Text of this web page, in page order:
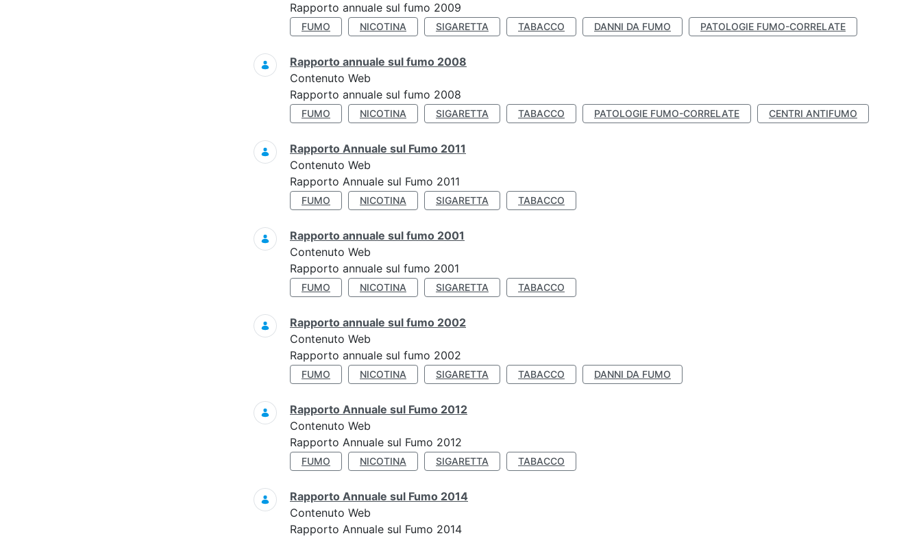
Rapporto annuale sul fumo 2009
FUMO NICOTINA SIGARETTA TABACCO DANNI DA FUMO PATOLOGIE FUMO-CORRELATE
Rapporto annuale sul fumo 2008
Contenuto Web
Rapporto annuale sul fumo 2008
FUMO NICOTINA SIGARETTA TABACCO PATOLOGIE FUMO-CORRELATE CENTRI ANTIFUMO
Rapporto Annuale sul Fumo 2011
Contenuto Web
Rapporto Annuale sul Fumo 2011
FUMO NICOTINA SIGARETTA TABACCO
Rapporto annuale sul fumo 2001
Contenuto Web
Rapporto annuale sul fumo 2001
FUMO NICOTINA SIGARETTA TABACCO
Rapporto annuale sul fumo 2002
Contenuto Web
Rapporto annuale sul fumo 2002
FUMO NICOTINA SIGARETTA TABACCO DANNI DA FUMO
Rapporto Annuale sul Fumo 2012
Contenuto Web
Rapporto Annuale sul Fumo 2012
FUMO NICOTINA SIGARETTA TABACCO
Rapporto Annuale sul Fumo 2014
Contenuto Web
Rapporto Annuale sul Fumo 2014